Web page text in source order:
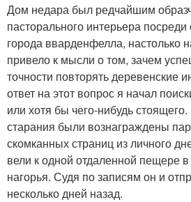
Дом недара был редчайшим
пасторального интерьера
города вварденфелла, настолько
привело к мысли о том, зачем
точности повторять деревенские
ответ на этот вопрос я начал
или хотя бы чего-нибудь
старания были вознаграждены
скомканных страниц из личного
вели к одной отдаленной пещере
нагорья. Судя по записям он и
несколько дней назад.